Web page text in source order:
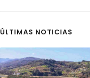
ÚLTIMAS NOTICIAS